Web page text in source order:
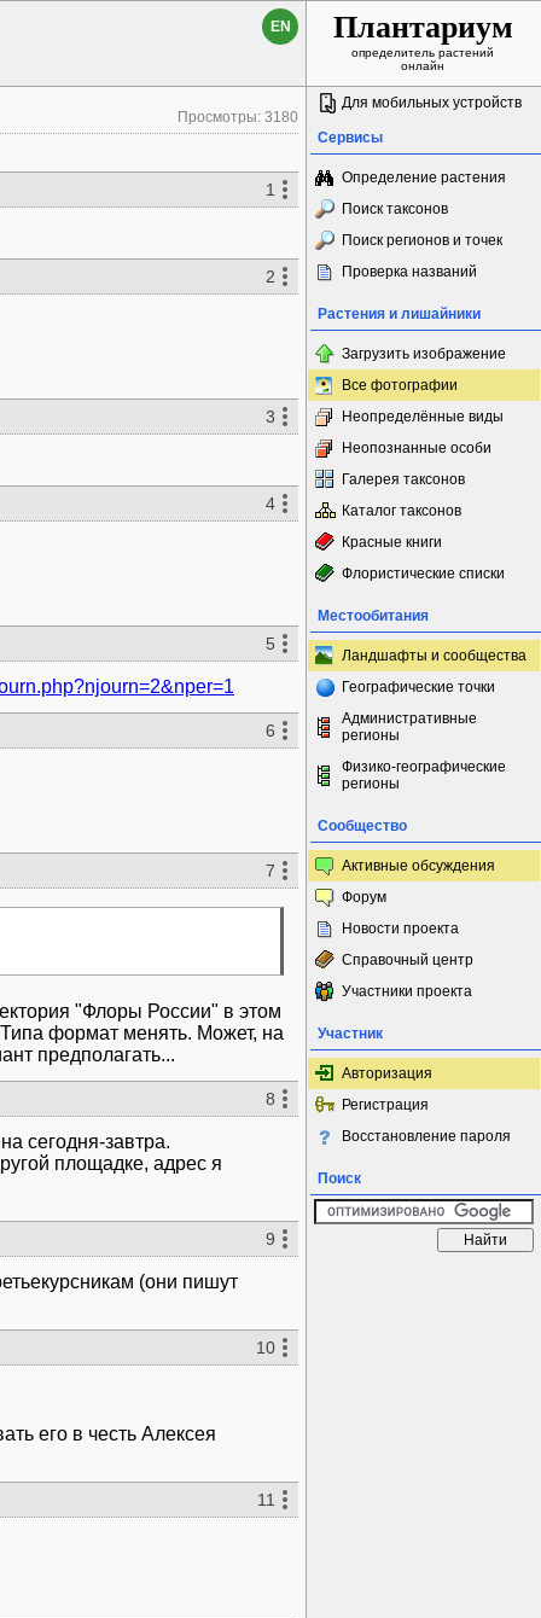
EN Плантариум
определитель растений
онлайн
Просмотры: 3180
1
2
3
4
5
6
7
"Флоры России" в этом
Типа формат менять. Может, на
предполагать...
8
сегодня-завтра.
площадке, адрес я
9
(они пишут
10
его в честь Алексея
11
Для мобильных устройств
Сервисы
Определение растения
Поиск таксонов
Поиск регионов и точек
Проверка названий
Растения и лишайники
Загрузить изображение
Все фотографии
Неопределённые виды
Неопознанные особи
Галерея таксонов
Каталог таксонов
Красные книги
Флористические списки
Местообитания
Ландшафты и сообщества
Географические точки
Административные
регионы
Физико-географические
регионы
Сообщество
Активные обсуждения
Форум
Новости проекта
Справочный центр
Участники проекта
Участник
Авторизация
Регистрация
Восстановление пароля
Поиск